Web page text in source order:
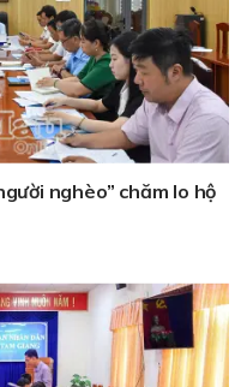
nghèo” chăm lo hộ